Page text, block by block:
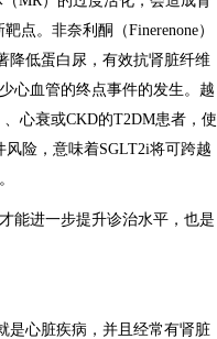
点。非奈利酮（Finerenone）
降低蛋白尿，有效抗肾脏纤维
心血管的终点事件的发生。越
心衰或CKD的T2DM患者，使
险，意味着SGLT2i将可跨越
能进一步提升诊治水平，也是
是心脏疾病，并且经常有肾脏